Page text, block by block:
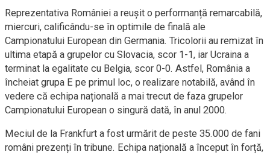
Reprezentativa României a reușit o performanță remarcabilă,
miercuri, calificându-se în optimile de finală ale
Campionatului European din Germania. Tricolorii au remizat în
ultima etapă a grupelor cu Slovacia, scor 1-1, iar Ucraina a
terminat la egalitate cu Belgia, scor 0-0. Astfel, România a
încheiat grupa E pe primul loc, o realizare notabilă, având în
vedere că echipa națională a mai trecut de faza grupelor
Campionatului European o singură dată, în anul 2000.
Meciul de la Frankfurt a fost urmărit de peste 35.000 de fani
români prezenți în tribune. Echipa națională a început în forță,